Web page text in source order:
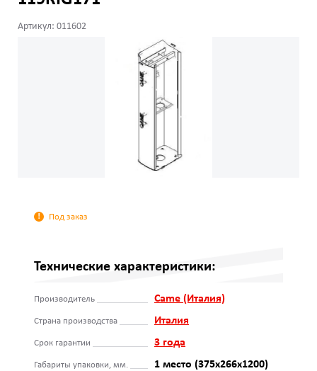
Артикул: 011602
Под заказ
Технические характеристики:
Производитель Came (Италия)
Страна производства Италия
Срок гарантии 3 года
Габариты упаковки, мм. 1 место (375х266х1200)